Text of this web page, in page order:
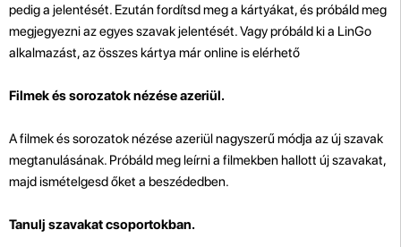
pedig a jelentését. Ezután fordítsd meg a kártyákat, és próbáld meg
megjegyezni az egyes szavak jelentését. Vagy próbáld ki a LinGo
alkalmazást, az összes kártya már online is elérhető
Filmek és sorozatok nézése azeriül.
A filmek és sorozatok nézése azeriül nagyszerű módja az új szavak
megtanulásának. Próbáld meg leírni a filmekben hallott új szavakat,
majd ismételgesd őket a beszédedben.
Tanulj szavakat csoportokban.